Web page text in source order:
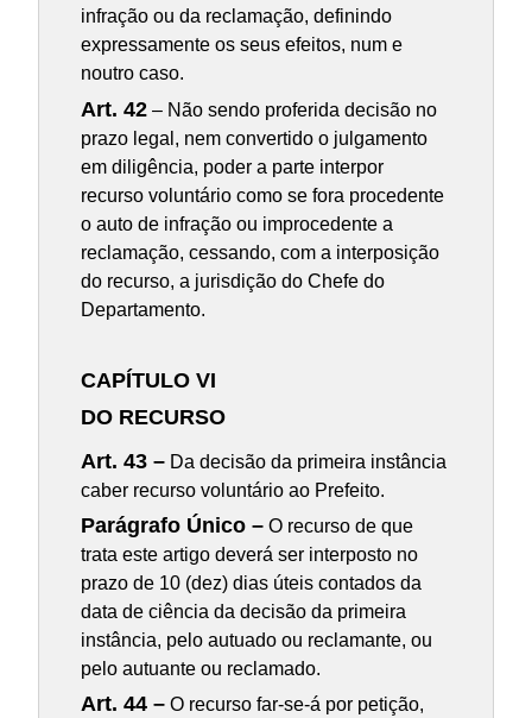
infração ou da reclamação, definindo
expressamente os seus efeitos, num e
noutro caso.
Art. 42 – Não sendo proferida decisão no
prazo legal, nem convertido o julgamento
em diligência, poder a parte interpor
recurso voluntário como se fora procedente
o auto de infração ou improcedente a
reclamação, cessando, com a interposição
do recurso, a jurisdição do Chefe do
Departamento.
CAPÍTULO VI
DO RECURSO
Art. 43 – Da decisão da primeira instância
caber recurso voluntário ao Prefeito.
Parágrafo Único – O recurso de que
trata este artigo deverá ser interposto no
prazo de 10 (dez) dias úteis contados da
data de ciência da decisão da primeira
instância, pelo autuado ou reclamante, ou
pelo autuante ou reclamado.
Art. 44 – O recurso far-se-á por petição,